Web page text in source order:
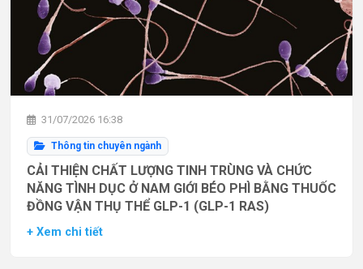
31/07/2026 16:38
Thông tin chuyên ngành
CẢI THIỆN CHẤT LƯỢNG TINH TRÙNG VÀ CHỨC
NĂNG TÌNH DỤC Ở NAM GIỚI BÉO PHÌ BẰNG THUỐC
ĐỒNG VẬN THỤ THỂ GLP-1 (GLP-1 RAS)
+ Xem chi tiết